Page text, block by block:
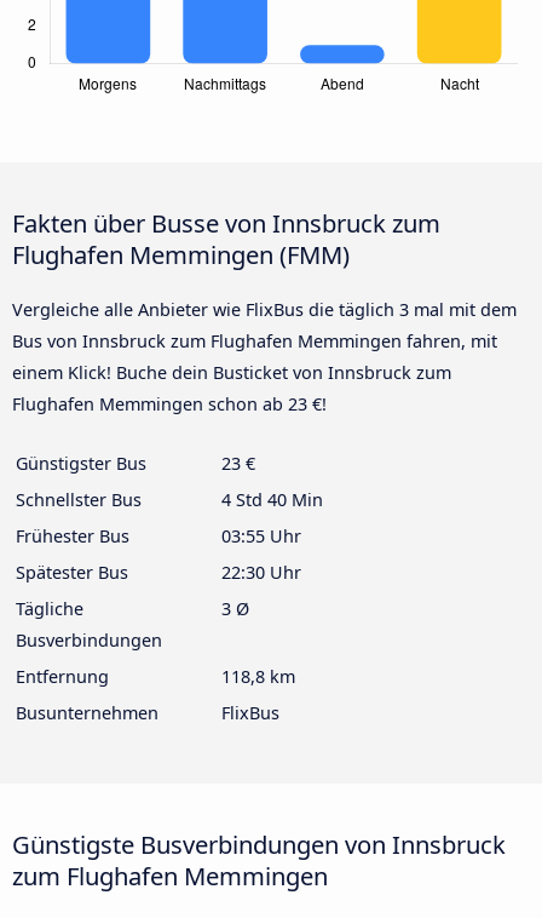
Fakten über Busse von Innsbruck zum
Flughafen Memmingen (FMM)
Vergleiche alle Anbieter wie FlixBus die täglich 3 mal mit dem
Bus von Innsbruck zum Flughafen Memmingen fahren, mit
einem Klick! Buche dein Busticket von Innsbruck zum
Flughafen Memmingen schon ab 23 €!
Günstigster Bus
23 €
Schnellster Bus
4 Std 40 Min
Frühester Bus
03:55 Uhr
Spätester Bus
22:30 Uhr
Tägliche
Busverbindungen
3 Ø
Entfernung
118,8 km
Busunternehmen
FlixBus
Günstigste Busverbindungen von Innsbruck
zum Flughafen Memmingen